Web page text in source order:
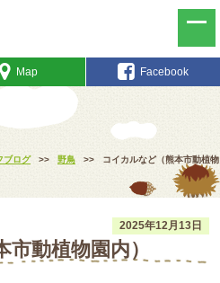
Map Facebook
ブログ >> 野鳥 >>
コイカルなど（熊本市動植物
2025年12月13日
動植物園内）